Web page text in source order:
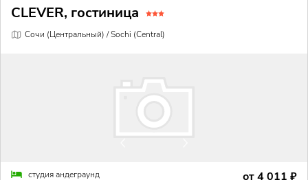
CLEVER, гостиница
Сочи (Центральный) / Sochi (Central)
студия андеграунд
от4 011 ₽